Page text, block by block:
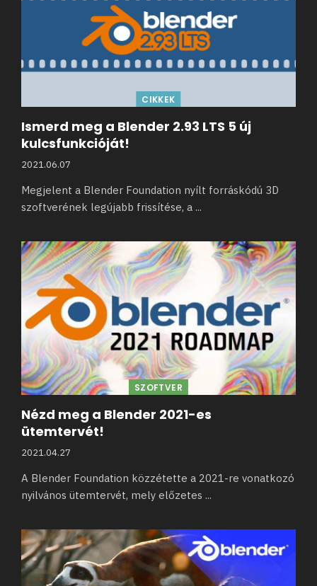
CIKKEK
Ismerd meg a Blender 2.93 LTS 5 új
kulcsfunkcióját!
2021.06.07
Megjelent a Blender Foundation nyílt forráskódú 3D
szoftverének legújabb frissítése, a ...
SZOFTVER
Nézd meg a Blender 2021-es
ütemtervét!
2021.04.27
A Blender Foundation közzétette a 2021-re vonatkozó
nyilvános ütemtervét, mely előzetes ...